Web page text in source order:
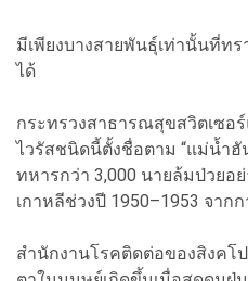
มีเพียงบางสายพันธุ์เท่านั้นที่ท
ได้
กระทรวงสาธารณสุขสวิตเซอร์
ไวรัสชนิดนี้ตั้งชื่อตาม “แม่น้ำฮั
ทหารกว่า 3,000 นายล้มป่วยอ
เกาหลีช่วงปี 1950–1953 จาก
สำนักงานโรคติดต่อของสิงคโ